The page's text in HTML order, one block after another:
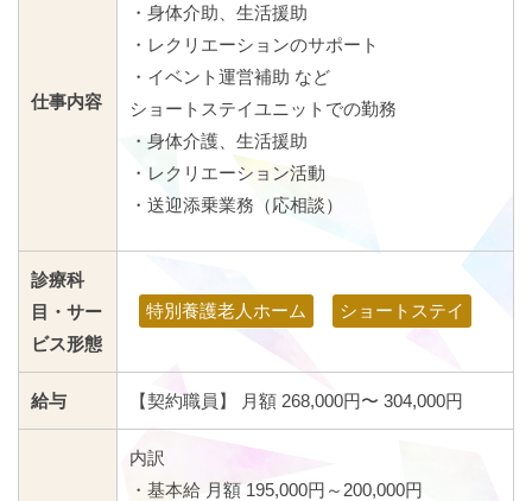
仕事内容
・身体介助、生活援助
・レクリエーションのサポート
・イベント運営補助 など
ショートステイユニットでの勤務
・身体介護、生活援助
・レクリエーション活動
・送迎添乗業務（応相談）
診療科
目・サー
ビス形態
特別養護老人ホーム ショートステイ
給与 【契約職員】 月額 268,000円〜 304,000円
内訳
・基本給 月額 195,000円～200,000円